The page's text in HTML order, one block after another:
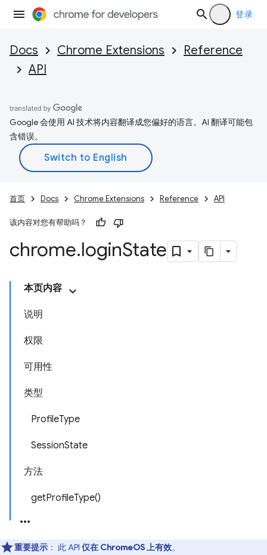
登录
Docs Chrome Extensions
Reference
API
Google 会使用 AI 技术将内容翻译成您偏好的语言。AI 翻译可能包
含错误。
首页 Docs Chrome Extensions Reference API
该内容对您有帮助吗？
chrome.loginState
本页内容
说明
权限
可用性
类型
ProfileType
SessionState
方法
getProfileType()
重要提示 ： 此 API 仅在 ChromeOS 上有效。